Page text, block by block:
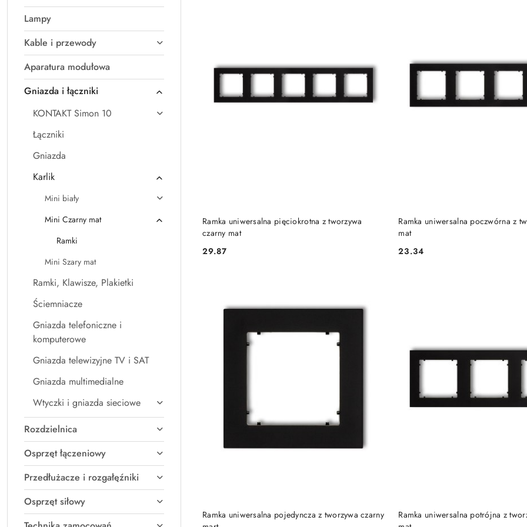
Lampy
Kable i przewody
Aparatura modułowa
Gniazda i łączniki
KONTAKT Simon 10
Łączniki
Gniazda
Karlik
Mini biały
Mini Czarny mat
Ramki
Mini Szary mat
Ramki, Klawisze, Plakietki
Ściemniacze
Gniazda telefoniczne i
komputerowe
Gniazda telewizyjne TV i SAT
Gniazda multimedialne
Wtyczki i gniazda sieciowe
Rozdzielnica
Osprzęt łączeniowy
Przedłużacze i rozgałęźniki
Osprzęt siłowy
Ramka uniwersalna pięciokrotna z tworzywa
czarny mat
Cena:
29.87
DO KOSZYKA
Ramka uniwersalna poczwórna z
mat
Cena:
23.34
DO KOSZYKA
Ramka uniwersalna pojedyncza z tworzywa czarny
DO KOSZYKA
Ramka uniwersalna potrójna z
DO KOSZYKA